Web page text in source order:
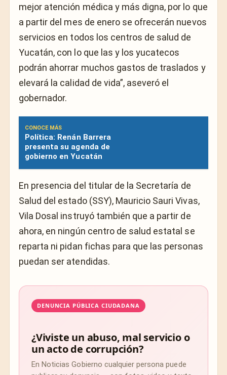
mejor atención médica y más digna, por lo que
a partir del mes de enero se ofrecerán nuevos
servicios en todos los centros de salud de
Yucatán, con lo que las y los yucatecos
podrán ahorrar muchos gastos de traslados y
elevará la calidad de vida”, aseveró el
gobernador.
CONOCE MÁS
Política: Renán Barrera
presenta su agenda de
gobierno en Yucatán
En presencia del titular de la Secretaría de
Salud del estado (SSY), Mauricio Sauri Vivas,
Vila Dosal instruyó también que a partir de
ahora, en ningún centro de salud estatal se
reparta ni pidan fichas para que las personas
puedan ser atendidas.
DENUNCIA PÚBLICA CIUDADANA
¿Viviste un abuso, mal servicio o
un acto de corrupción?
En Noticias Gobierno cualquier persona puede